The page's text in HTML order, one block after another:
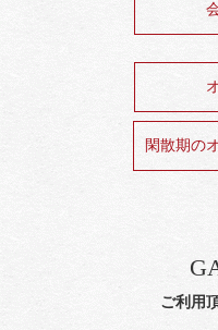
閑散期の
ご利用